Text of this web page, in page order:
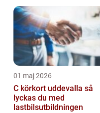
01 maj 2026
C körkort uddevalla så
lyckas du med
lastbilsutbildningen